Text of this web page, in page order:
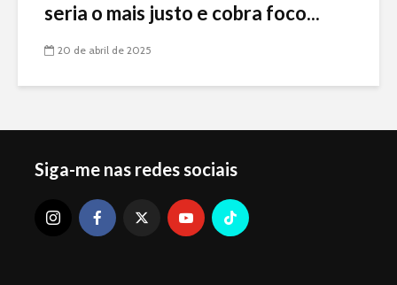
seria o mais justo e cobra foco...
20 de abril de 2025
Siga-me nas redes sociais